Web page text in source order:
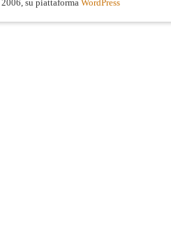
2006, su piattaforma WordPress